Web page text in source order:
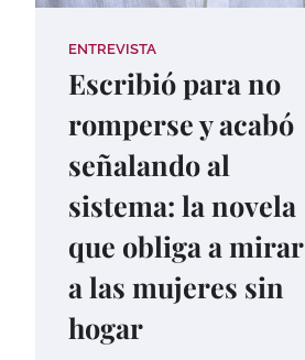
ENTREVISTA
Escribió para no
romperse y acabó
señalando al
sistema: la novela
que obliga a mirar
a las mujeres sin
hogar